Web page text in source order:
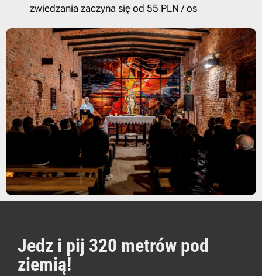
zwiedzania zaczyna się od 55 PLN / os
Jedz i pij 320 metrów pod
ziemią!